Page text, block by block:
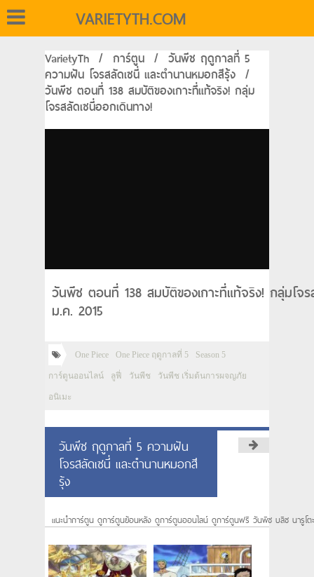
VARIETYTH.COM
VarietyTh / การ์ตูน / วันพีช ฤดูกาลที่ 5
ความฝัน โจรสลัดเซนี่ และตำนานหมอกสีรุ้ง /
วันพีช ตอนที่ 138 สมบัติของเกาะที่แท้จริง! กลุ่ม
โจรสลัดเซนี่ออกเดินทาง!
วันพีช ตอนที่ 138 สมบัติของเกาะที่แท้จริง! กลุ่มโจร
ม.ค. 2015
One Piece One Piece ฤดูกาลที่ 5 Season 5
การ์ตูนออนไลน์ ลูฟี่ วันพีช วันพีช เริ่มต้นการผจญภัย
อนิเมะ
วันพีช ฤดูกาลที่ 5 ความฝัน
โจรสลัดเซนี่ และตำนานหมอกสี
รุ้ง
แนะนำการ์ตูน ดูการ์ตูนย้อนหลัง ดูการ์ตูนออนไลน์ ดูการ์ตูนฟรี วันพีซ บลีซ นารูโตะ